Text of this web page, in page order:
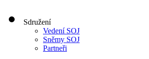
Sdružení
Vedení SOJ
Sněmy SOJ
Partneři